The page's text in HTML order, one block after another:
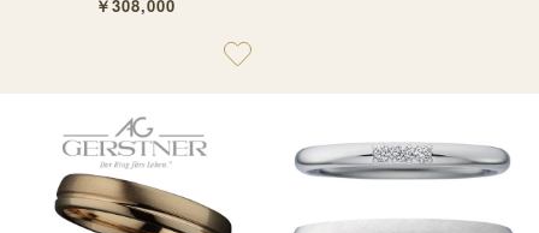
￥308,000